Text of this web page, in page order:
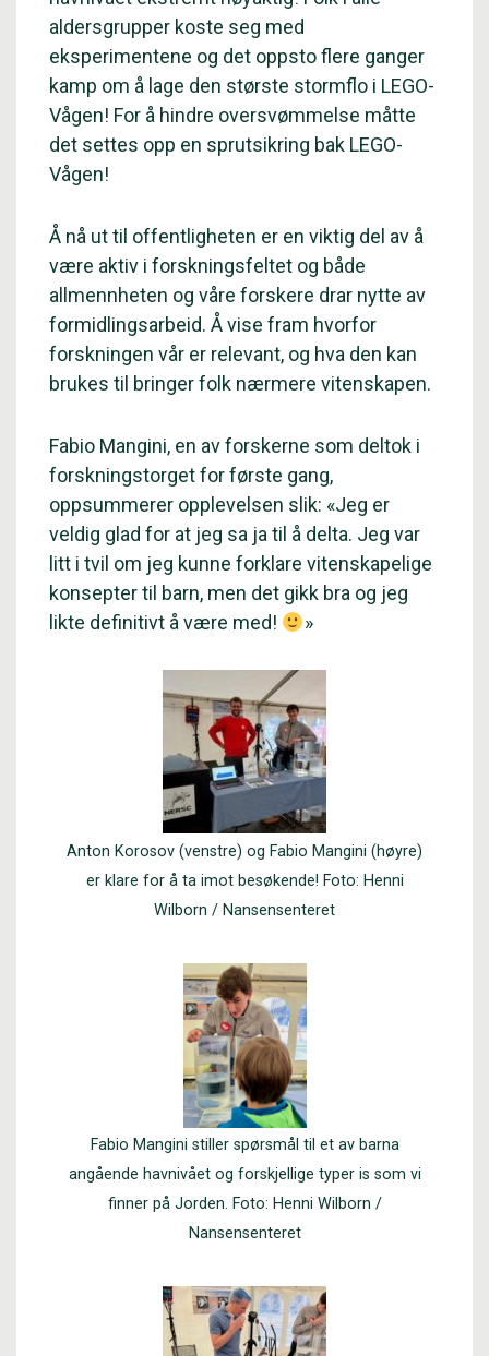
aldersgrupper koste seg med
eksperimentene og det oppsto flere ganger
kamp om å lage den største stormflo i LEGO-
Vågen! For å hindre oversvømmelse måtte
det settes opp en sprutsikring bak LEGO-
Vågen!
Å nå ut til offentligheten er en viktig del av å
være aktiv i forskningsfeltet og både
allmennheten og våre forskere drar nytte av
formidlingsarbeid. Å vise fram hvorfor
forskningen vår er relevant, og hva den kan
brukes til bringer folk nærmere vitenskapen.
Fabio Mangini, en av forskerne som deltok i
forskningstorget for første gang,
oppsummerer opplevelsen slik: «Jeg er
veldig glad for at jeg sa ja til å delta. Jeg var
litt i tvil om jeg kunne forklare vitenskapelige
konsepter til barn, men det gikk bra og jeg
likte definitivt å være med!
»
Anton Korosov (venstre) og Fabio Mangini (høyre)
er klare for å ta imot besøkende! Foto: Henni
Wilborn / Nansensenteret
Fabio Mangini stiller spørsmål til et av barna
angående havnivået og forskjellige typer is som vi
finner på Jorden. Foto: Henni Wilborn /
Nansensenteret